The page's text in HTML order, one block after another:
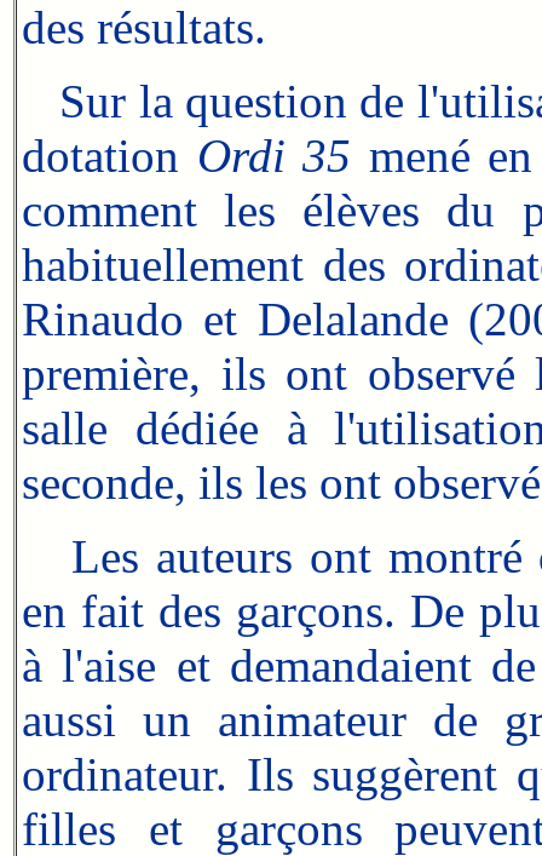
des résultats.
Sur la question de
dotation Ordi 35 mené
comment les élèves du
habituellement des
Rinaudo et Delalande
première, ils ont observé
salle dédiée à
seconde, ils les ont
Les auteurs ont montré
en fait des garçons. De
à l'aise et demandaient
aussi un animateur de
ordinateur. Ils suggèrent
filles et garçons